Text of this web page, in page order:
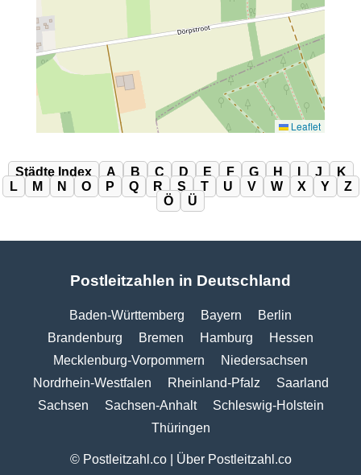
Leaflet
Städte Index A B C D E F G H J
K
L
M N O P Q R S T U V W X Y
Z
Ö
Ü
Postleitzahlen in Deutschland
Baden-Württemberg Bayern
Berlin
Brandenburg
Bremen Hamburg
Hessen
Mecklenburg-Vorpommern
Niedersachsen
Nordrhein-Westfalen
Rheinland-Pfalz
Saarland
Sachsen
Sachsen-Anhalt
Schleswig-Holstein
Thüringen
© Postleitzahl.co | Über Postleitzahl.co